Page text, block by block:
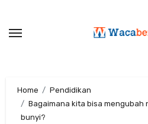
content
Home
Pendidikan
Bagaimana kita bisa mengubah
bunyi?